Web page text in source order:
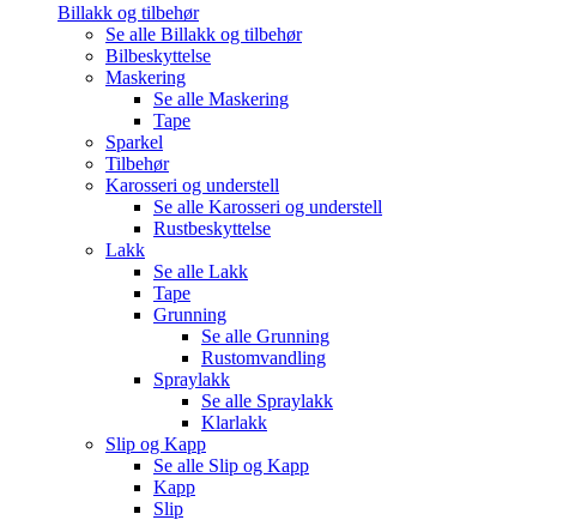
Billakk og tilbehør
Se alle Billakk og tilbehør
Bilbeskyttelse
Maskering
Se alle Maskering
Tape
Sparkel
Tilbehør
Karosseri og understell
Se alle Karosseri og understell
Rustbeskyttelse
Lakk
Se alle Lakk
Tape
Grunning
Se alle Grunning
Rustomvandling
Spraylakk
Se alle Spraylakk
Klarlakk
Slip og Kapp
Se alle Slip og Kapp
Kapp
Slip